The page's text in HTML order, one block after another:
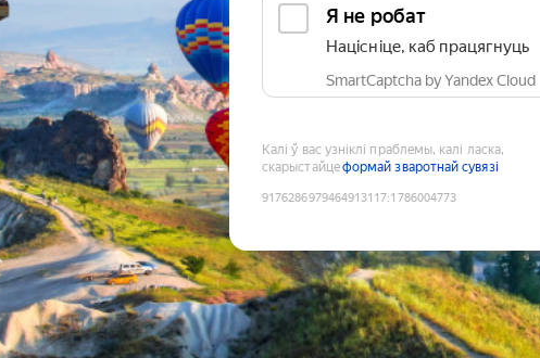
Я не робат
Націсніце, каб працягнуць
SmartCaptcha by Yandex Cloud
Калі ў вас узніклі праблемы, калі ласка,
скарыстайцеформай зваротнай сувязі
9176286979464913117:1786004773